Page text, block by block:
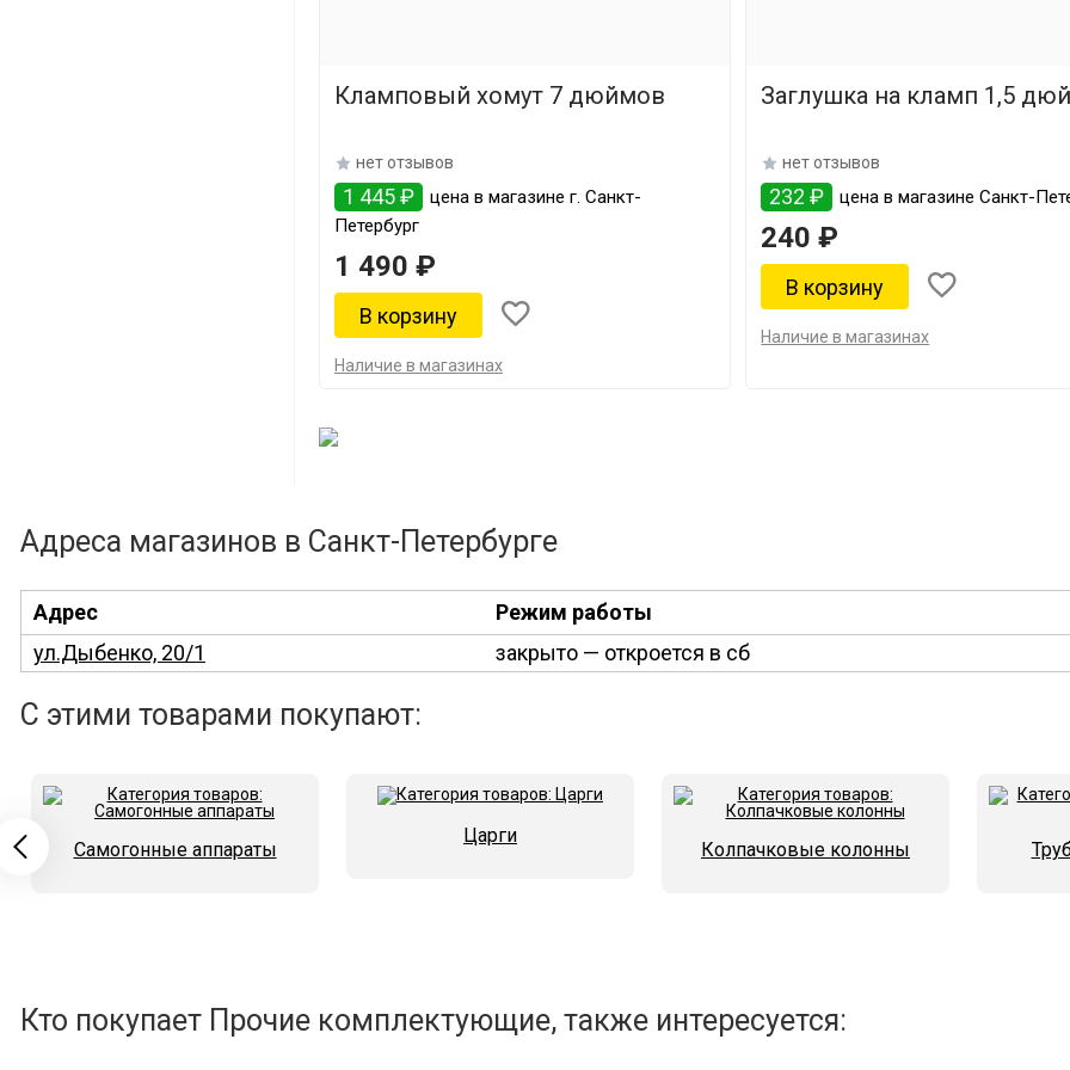
Кламповый хомут 7 дюймов
нет отзывов
1 445 ₽
цена в магазине г. Санкт-
Петербург
1 490 ₽
Наличие в магазинах
Заглушка на кламп 1,5
нет отзывов
232 ₽ цена в магазине Санкт-
240 ₽
Наличие в магазинах
Адреса магазинов в Санкт-Петербурге
Адрес
Режим работы
ул.Дыбенко, 20/1
закрыто — откроется в сб
С этими товарами покупают:
Самогонные аппараты
Царги
Колпачковые колонны
Кто покупает Прочие комплектующие, также интересуется: